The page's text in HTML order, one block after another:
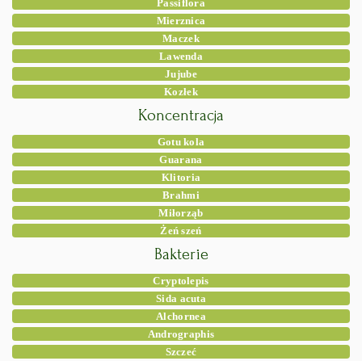
Passiflora
Mierznica
Maczek
Lawenda
Jujube
Kozłek
Koncentracja
Gotu kola
Guarana
Klitoria
Brahmi
Miłorząb
Żeń szeń
Bakterie
Cryptolepis
Sida acuta
Alchornea
Andrographis
Szczeć